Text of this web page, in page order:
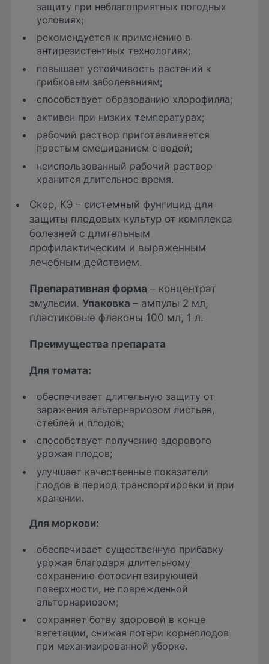
защиту при неблагоприятных погодных
условиях;
рекомендуется к применению в
антирезистентных технологиях;
повышает устойчивость растений к
грибковым заболеваниям;
способствует образованию хлорофилла;
активен при низких температурах;
рабочий раствор приготавливается
простым смешиванием с водой;
неиспользованный рабочий раствор
хранится длительное время.
Скор, КЭ – системный фунгицид для
защиты плодовых культур от комплекса
болезней с длительным
профилактическим и выраженным
лечебным действием.
Препаративная форма – концентрат
эмульсии. Упаковка– ампулы 2 мл,
пластиковые флаконы 100 мл, 1 л.
Преимущества препарата
Для томата:
обеспечивает длительную защиту от
заражения альтернариозом листьев,
стеблей и плодов;
способствует получению здорового
урожая плодов;
улучшает качественные показатели
плодов в период транспортировки и при
хранении.
Для моркови:
обеспечивает существенную прибавку
урожая благодаря длительному
сохранению фотосинтезирующей
поверхности, не поврежденной
альтернариозом;
сохраняет ботву здоровой в конце
вегетации, снижая потери корнеплодов
при механизированной уборке.